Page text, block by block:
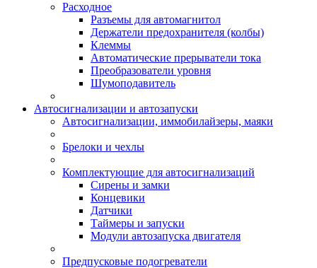
Расходное
Разъемы для автомагнитол
Держатели предохранителя (колбы)
Клеммы
Автоматические прерыватели тока
Преобразователи уровня
Шумоподавитель
Автосигнализации и автозапуски
Автосигнализации, иммобилайзеры, маяки
Брелоки и чехлы
Комплектующие для автосигнализаций
Сирены и замки
Концевики
Датчики
Таймеры и запуски
Модули автозапуска двигателя
Предпусковые подогреватели